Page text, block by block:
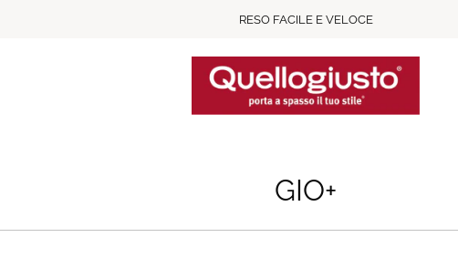
RESO FACILE E VELOCE
GIO+